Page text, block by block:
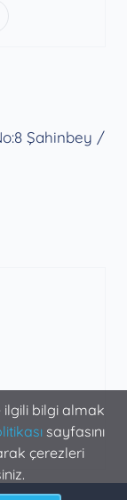
ilgili bilgi almak
sayfasını
çerezleri
Şahinbey /